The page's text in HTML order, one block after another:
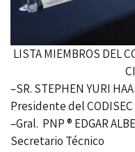
LISTA MIEMBROS DEL
–SR. STEPHEN YURI
Presidente del CODISEC
–Gral. PNP ® EDGAR
Secretario Técnico